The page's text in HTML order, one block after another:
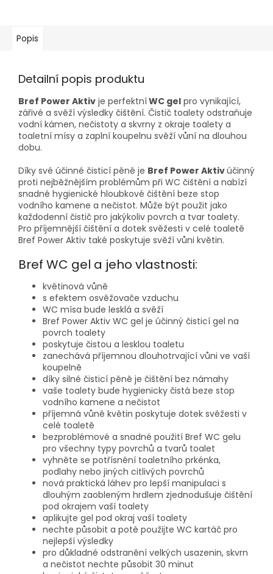
Popis
Detailní popis produktu
Bref Power Aktiv je perfektníWC gel pro vynikající,
zářivé a svěží výsledky čištění. Čistič toalety odstraňuje
vodní kámen, nečistoty a skvrny z okraje toalety a
toaletní mísy a zaplní koupelnu svěží vůní na dlouhou
dobu.
Díky své účinné čisticí pěně je Bref Power Aktivúčinný
proti nejběžnějším problémům při WC čištění a nabízí
snadné hygienické hloubkové čištění beze stop
vodního kamene a nečistot. Může být použit jako
každodenní čistič pro jakýkoliv povrch a tvar toalety.
Pro příjemnější čištění a dotek svěžesti v celé toaletě
Bref Power Aktiv také poskytuje svěží vůni květin.
Bref WC gel a jeho vlastnosti:
květinová vůně
s efektem osvěžovače vzduchu
WC mísa bude lesklá a svěží
Bref Power Aktiv WC gel je účinný čisticí gel na
povrch toalety
poskytuje čistou a lesklou toaletu
zanechává příjemnou dlouhotrvající vůni ve vaší
koupelně
díky silné čisticí pěně je čištění bez námahy
vaše toalety bude hygienicky čistá beze stop
vodního kamene a nečistot
příjemná vůně květin poskytuje dotek svěžesti v
celé toaletě
bezproblémové a snadné použití Bref WC gelu
pro všechny typy povrchů a tvarů toalet
vyhněte se potřísnění toaletního prkénka,
podlahy nebo jiných citlivých povrchů
nová praktická láhev pro lepší manipulaci s
dlouhým zaobleným hrdlem zjednodušuje čištění
pod okrajem vaší toalety
aplikujte gel pod okraj vaší toalety
nechte působit a poté použijte WC kartáč pro
nejlepší výsledky
pro důkladné odstranění velkých usazenin, skvrn
a nečistot nechte působit 30 minut